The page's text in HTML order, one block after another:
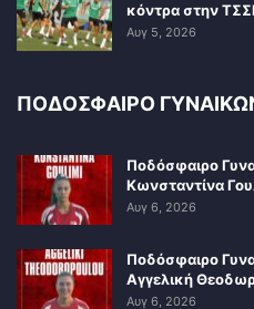
κόντρα στην
Αυγ 5, 2026
ΠΟΔΟΣΦΑΙΡΟ
Ποδόσφαιρο
Κωνσταντίνα
Αυγ 6, 2026
Ποδόσφαιρο
Αγγελική
Αυγ 6, 2026